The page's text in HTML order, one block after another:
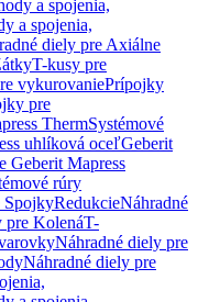
a spojenia,
a spojenia,
diely pre Axiálne
T-kusy pre
vykurovaniePrípojky
pre
ThermSystémové
uhlíková oceľGeberit
Geberit Mapress
rúry
SpojkyRedukcieNáhradné
pre KolenáT-
Náhradné diely pre
Náhradné diely pre